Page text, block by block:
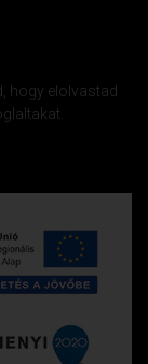
hogy elolvastad